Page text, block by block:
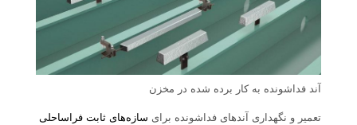
آند فداشونده به کار برده شده در مخزن
تعمیر و نگهداری آندهای فداشونده برای سازه‌های ثابت فراساحلی